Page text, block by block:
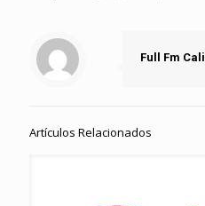
Full Fm Cali
Artículos Relacionados